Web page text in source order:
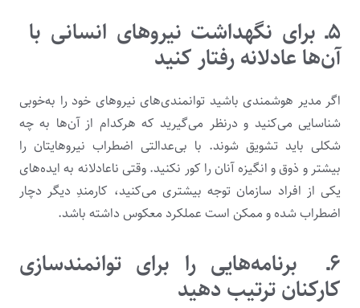
۵ـ برای نگهداشت نیروهای انسانی با
آن‌ها عادلانه رفتار کنید
اگر مدیر هوشمندی باشید توانمندی‌های نیروهای خود را به‌خوبی
شناسایی می‌کنید و درنظر می‌گیرید که هرکدام از آن‌ها به چه
شکلی باید تشویق شوند. با بی‌عدالتی اضطراب نیروهایتان را
بیشتر و ذوق و انگیزه آنان را کور نکنید. وقتی ناعادلانه به ایده‌های
یکی از افراد سازمان توجه بیشتری می‌کنید، کارمندِ دیگر دچار
اضطراب شده و ممکن است عملکرد معکوس داشته باشد.
۶ـ برنامه‌هایی را برای توانمندسازی
کارکنان ترتیب دهید